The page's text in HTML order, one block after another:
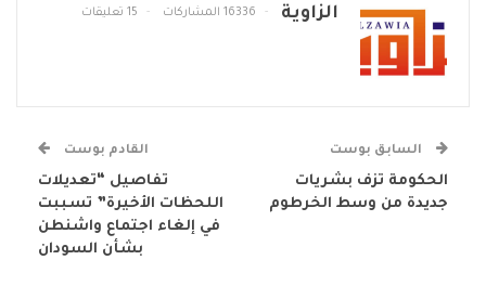
الزاوية 16336 المشاركات 15 تعليقات
السابق بوست
الحكومة تزف بشريات
جديدة من وسط الخرطوم
القادم بوست
تفاصيل “تعديلات
اللحظات الأخيرة” تسببت
في إلغاء اجتماع واشنطن
بشأن السودان